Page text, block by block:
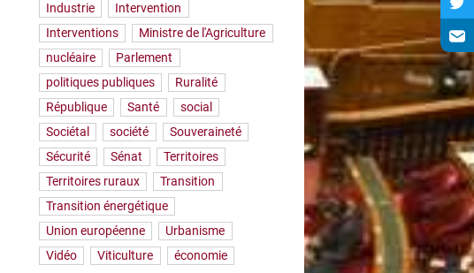
Industrie
Intervention
Interventions
Ministre de l'Agriculture
nucléaire
Parlement
politiques publiques
Ruralité
République
Santé
social
Sociétal
société
Souveraineté
Sécurité
Sénat
Territoires
Territoires ruraux
Transition
Transition énergétique
Union européenne
Urbanisme
Vidéo
Viticulture économie